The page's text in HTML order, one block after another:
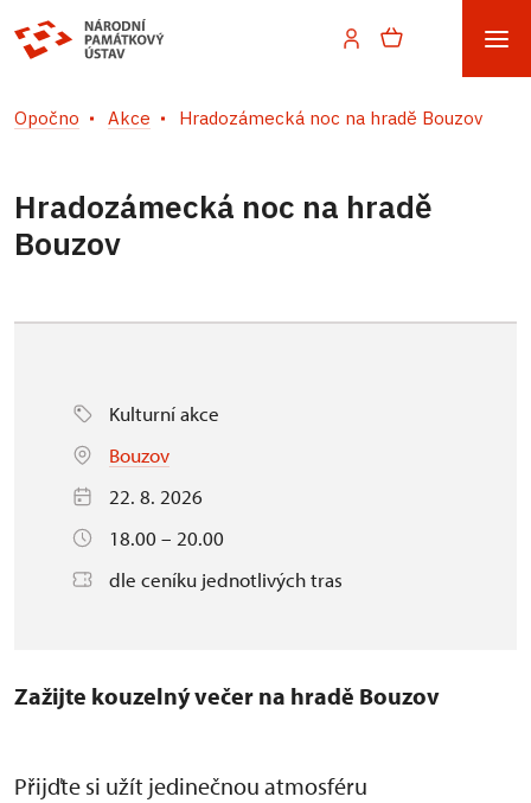
Opočno Akce Hradozámecká noc na hradě Bouzov
Hradozámecká noc na hradě
Bouzov
Kulturní akce
Bouzov
22. 8. 2026
18.00 – 20.00
dle ceníku jednotlivých tras
Zažijte kouzelný večer na hradě Bouzov
Přijďte si užít jedinečnou atmosféru